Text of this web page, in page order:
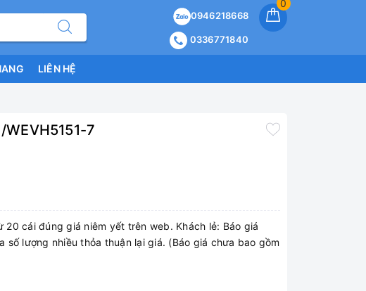
0
0946218668
0336771840
LIÊN HỆ
WEVH5151-7
20 cái đúng giá niêm yết trên web. Khách lẻ: Báo giá
số lượng nhiều thỏa thuận lại giá. (Báo giá chưa bao gồm